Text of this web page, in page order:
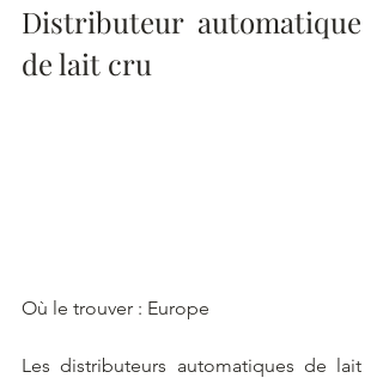
Distributeur automatique
de lait cru
Où le trouver : Europe
Les distributeurs automatiques de lait